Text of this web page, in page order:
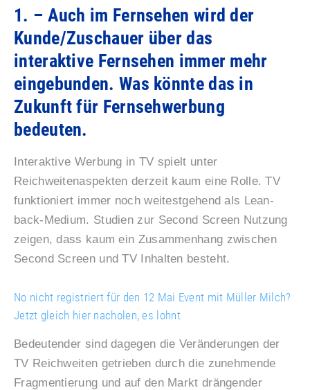
1. – Auch im Fernsehen wird der
Kunde/Zuschauer über das
interaktive Fernsehen immer mehr
eingebunden. Was könnte das in
Zukunft für Fernsehwerbung
bedeuten.
Interaktive Werbung in TV spielt unter
Reichweitenaspekten derzeit kaum eine Rolle. TV
funktioniert immer noch weitestgehend als Lean-
back-Medium. Studien zur Second Screen Nutzung
zeigen, dass kaum ein Zusammenhang zwischen
Second Screen und TV Inhalten besteht.
No nicht registriert für den 12 Mai Event mit Müller Milch?
Jetzt gleich hier nacholen, es lohnt
Bedeutender sind dagegen die Veränderungen der
TV Reichweiten getrieben durch die zunehmende
Fragmentierung und auf den Markt drängender